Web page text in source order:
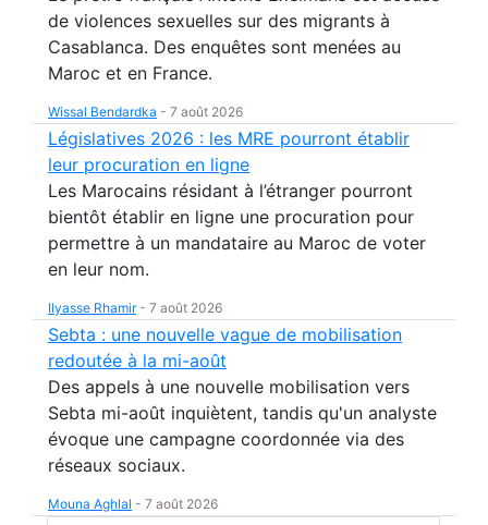
de violences sexuelles sur des migrants à
Casablanca. Des enquêtes sont menées au
Maroc et en France.
Wissal Bendardka - 7 août 2026
Législatives 2026 : les MRE pourront établir
leur procuration en ligne
Les Marocains résidant à l’étranger pourront
bientôt établir en ligne une procuration pour
permettre à un mandataire au Maroc de voter
en leur nom.
Ilyasse Rhamir- 7 août 2026
Sebta : une nouvelle vague de mobilisation
redoutée à la mi-août
Des appels à une nouvelle mobilisation vers
Sebta mi-août inquiètent, tandis qu'un analyste
évoque une campagne coordonnée via des
réseaux sociaux.
Mouna Aghlal - 7 août 2026